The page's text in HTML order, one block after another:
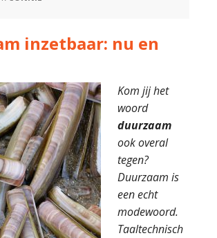
inzetbaar: nu en
Kom jij het
woord
duurzaam
ook overal
tegen?
Duurzaam is
een echt
modewoord.
Taaltechnisch